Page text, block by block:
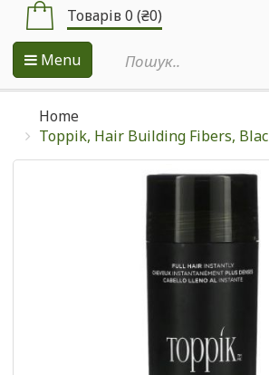
Товарів 0 (₴0)
Menu
Home
Toppik, Hair Building Fibers,